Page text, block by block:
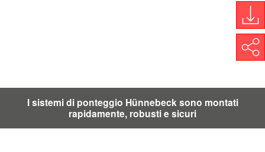
I sistemi di ponteggio Hünnebeck sono montati
rapidamente, robusti e sicuri
Share